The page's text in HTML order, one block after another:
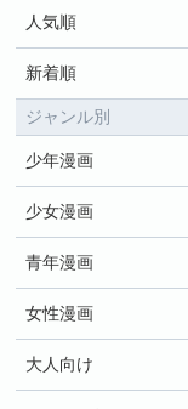
人気順
新着順
ジャンル別
少年漫画
少女漫画
青年漫画
女性漫画
大人向け